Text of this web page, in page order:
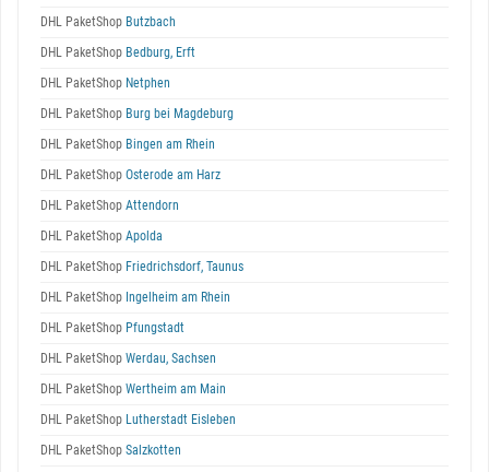
DHL PaketShop Butzbach
DHL PaketShop Bedburg, Erft
DHL PaketShop Netphen
DHL PaketShop Burg bei Magdeburg
DHL PaketShop Bingen am Rhein
DHL PaketShop Osterode am Harz
DHL PaketShop Attendorn
DHL PaketShop Apolda
DHL PaketShop Friedrichsdorf, Taunus
DHL PaketShop Ingelheim am Rhein
DHL PaketShop Pfungstadt
DHL PaketShop Werdau, Sachsen
DHL PaketShop Wertheim am Main
DHL PaketShop Lutherstadt Eisleben
DHL PaketShop Salzkotten